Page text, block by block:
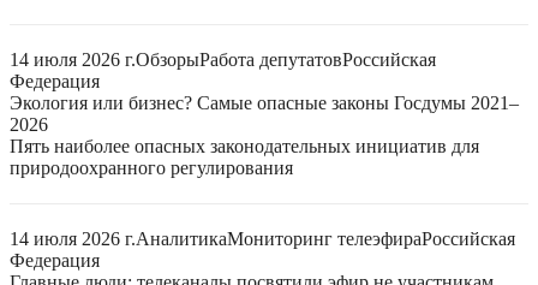
14 июля 2026 г.ОбзорыРабота депутатовРоссийская
Федерация
Экология или бизнес? Самые опасные законы Госдумы 2021–
2026
Пять наиболее опасных законодательных инициатив для
природоохранного регулирования
14 июля 2026 г.АналитикаМониторинг телеэфираРоссийская
Федерация